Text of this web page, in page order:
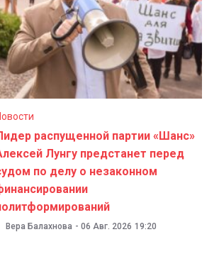
распущенной партии «Шанс»
Лунгу предстанет перед
по делу о незаконном
Вера Балахнова - 06 Авг. 2026 19:20